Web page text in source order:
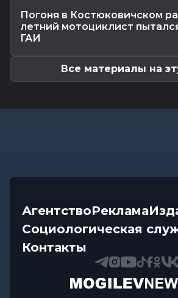
подъема, чем они полезны в...
Экономика 07.08.2026 16:14
Погоня в Костюковичском
летний мотоциклист
ГАИ
Все материалы на
АгентствоРеклама
Социологическая
Контакты